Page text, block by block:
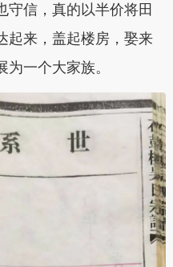
守信，真的以半价将田
起来，盖起楼房，娶来
一个大家族。